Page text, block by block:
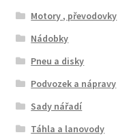
Motory , převodovky
Nádobky
Pneu a disky
Podvozek a nápravy
Sady nářadí
Táhla a lanovody